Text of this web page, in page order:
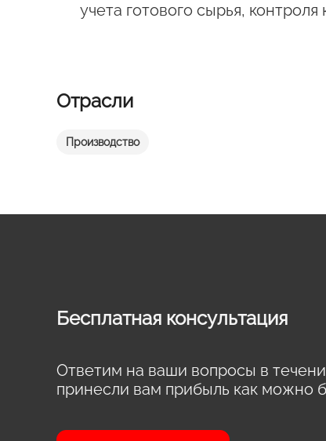
учета готового сырья,
Отрасли
Производство
Бесплатная консультация
Ответим на ваши вопросы в
принесли вам прибыль как можно